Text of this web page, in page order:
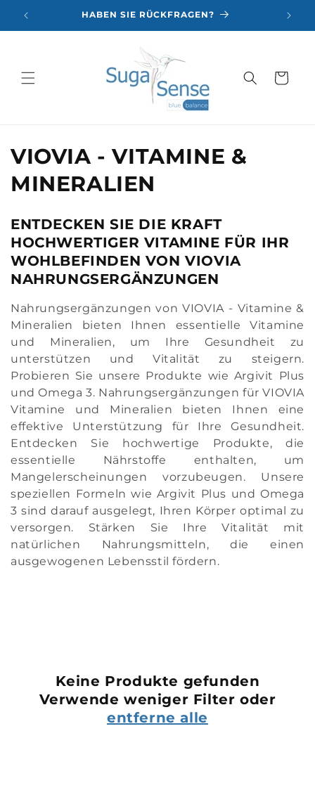
zum
Inhalt
HABEN SIE RÜCKFRAGEN?
Warenkorb
K
a
e
g
o
r
i
e
:
VIOVIA - VITAMINE &
MINERALIEN
ENTDECKEN SIE DIE KRAFT
HOCHWERTIGER VITAMINE FÜR IHR
WOHLBEFINDEN VON VIOVIA
NAHRUNGSERGÄNZUNGEN
Nahrungsergänzungen von VIOVIA - Vitamine &
Mineralien bieten Ihnen essentielle Vitamine
und Mineralien, um Ihre Gesundheit zu
unterstützen und Vitalität zu steigern.
Probieren Sie unsere Produkte wie Argivit Plus
und Omega 3. Nahrungsergänzungen für VIOVIA
Vitamine und Mineralien bieten Ihnen eine
effektive Unterstützung für Ihre Gesundheit.
Entdecken Sie hochwertige Produkte, die
essentielle Nährstoffe enthalten, um
Mangelerscheinungen vorzubeugen. Unsere
speziellen Formeln wie Argivit Plus und Omega
3 sind darauf ausgelegt, Ihren Körper optimal zu
versorgen. Stärken Sie Ihre Vitalität mit
natürlichen Nahrungsmitteln, die einen
ausgewogenen Lebensstil fördern.
Keine Produkte gefunden
Verwende weniger Filter oder
entferne alle